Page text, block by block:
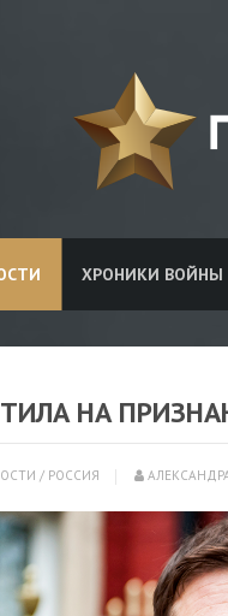
ХРОНИКИ ВОЙНЫ
НА
/ РОССИЯ